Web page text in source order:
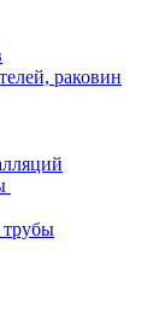
раковин